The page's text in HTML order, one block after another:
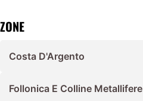
ZONE
Costa D'Argento
Follonica E Colline Metallifere